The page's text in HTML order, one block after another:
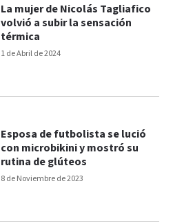
1 de Abril de 2024
La mujer de Nicolás Tagliafico
volvió a subir la sensación
térmica
8 de Noviembre de 2023
Esposa de futbolista se lució
con microbikini y mostró su
rutina de glúteos